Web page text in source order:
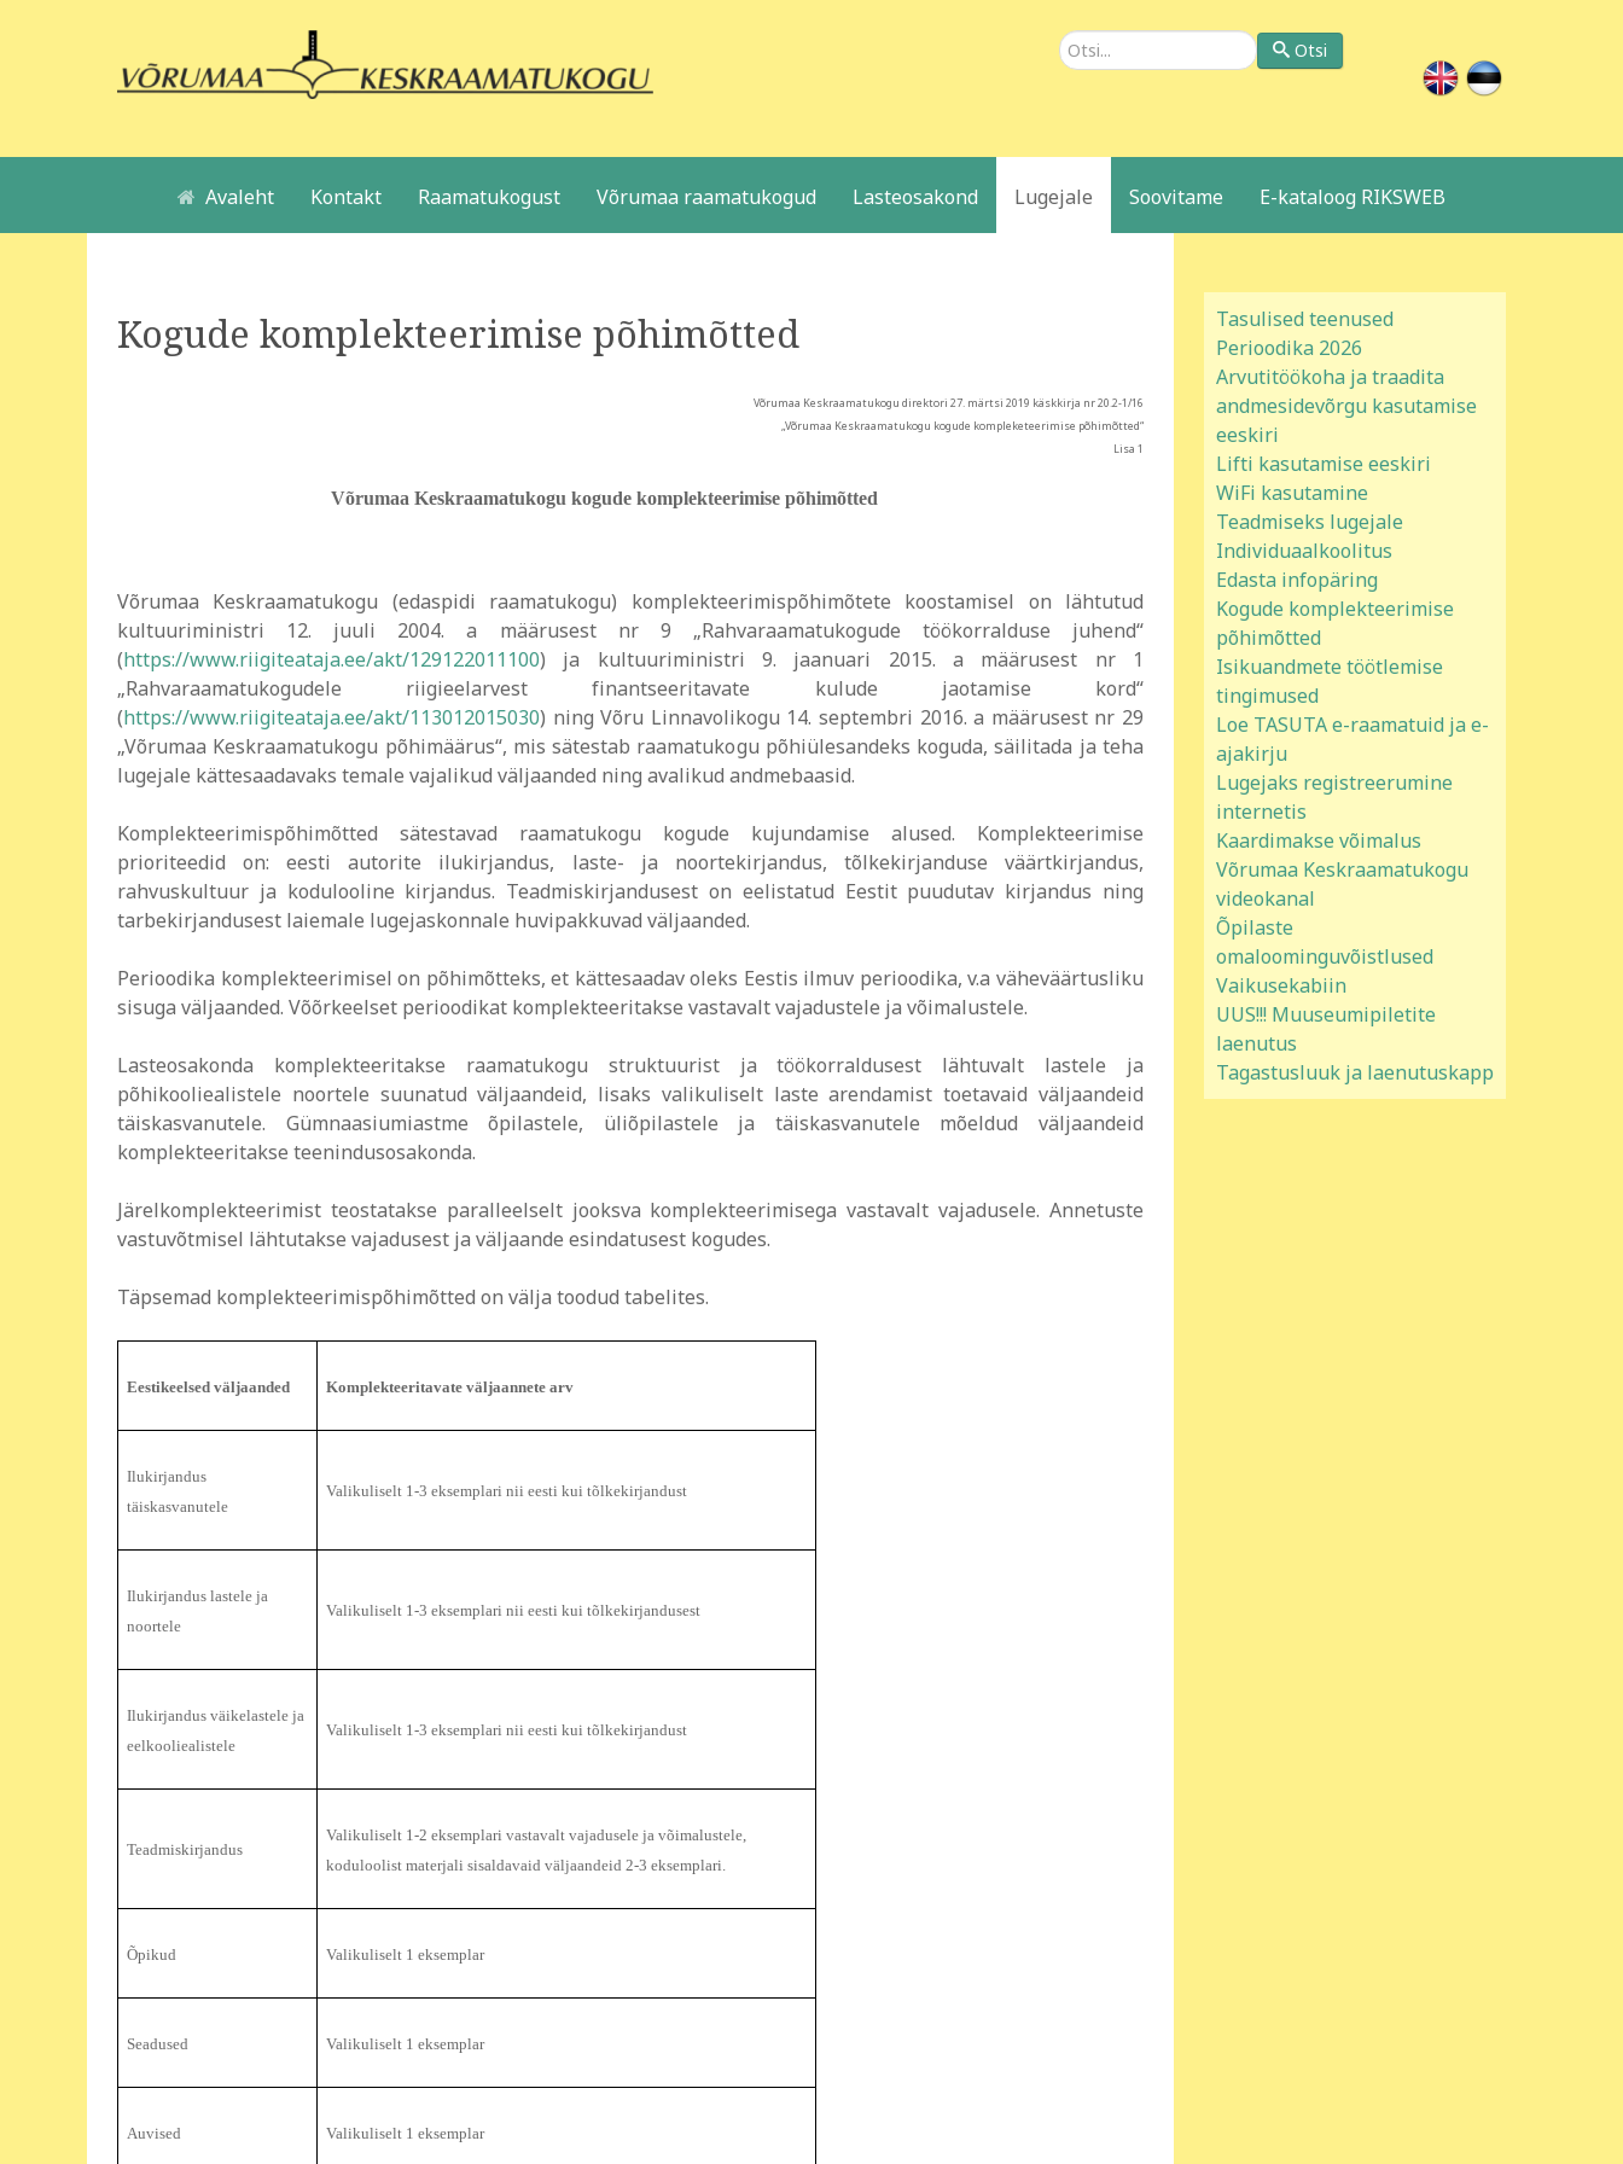
Otsi Otsi
Avaleht Kontakt Raamatukogust Võrumaa raamatukogud Lasteosakond Lugejale Soovitame E-kataloog RIKSWEB
Kogude komplekteerimise põhimõtted
Võrumaa Keskraamatukogu direktori 27. märtsi 2019 käskkirja nr 20.2-1/16
„Võrumaa Keskraamatukogu kogude kompleketeerimise põhimõtted“
Lisa 1
Võrumaa Keskraamatukogu kogude komplekteerimise põhimõtted
Võrumaa Keskraamatukogu (edaspidi raamatukogu) komplekteerimispõhimõtete koostamisel on lähtutud
kultuuriministri 12. juuli 2004. a määrusest nr 9 „Rahvaraamatukogude töökorralduse juhend“
(https://www.riigiteataja.ee/akt/129122011100) ja kultuuriministri 9. jaanuari 2015. a määrusest nr 1
„Rahvaraamatukogudele riigieelarvest finantseeritavate kulude jaotamise kord“
(https://www.riigiteataja.ee/akt/113012015030) ning Võru Linnavolikogu 14. septembri 2016. a määrusest nr 29
„Võrumaa Keskraamatukogu põhimäärus“, mis sätestab raamatukogu põhiülesandeks koguda, säilitada ja teha
lugejale kättesaadavaks temale vajalikud väljaanded ning avalikud andmebaasid.
Komplekteerimispõhimõtted sätestavad raamatukogu kogude kujundamise alused. Komplekteerimise
prioriteedid on: eesti autorite ilukirjandus, laste- ja noortekirjandus, tõlkekirjanduse väärtkirjandus,
rahvuskultuur ja kodulooline kirjandus. Teadmiskirjandusest on eelistatud Eestit puudutav kirjandus ning
tarbekirjandusest laiemale lugejaskonnale huvipakkuvad väljaanded.
Perioodika komplekteerimisel on põhimõtteks, et kättesaadav oleks Eestis ilmuv perioodika, v.a väheväärtusliku
sisuga väljaanded. Võõrkeelset perioodikat komplekteeritakse vastavalt vajadustele ja võimalustele.
Lasteosakonda komplekteeritakse raamatukogu struktuurist ja töökorraldusest lähtuvalt lastele ja
põhikooliealistele noortele suunatud väljaandeid, lisaks valikuliselt laste arendamist toetavaid väljaandeid
täiskasvanutele. Gümnaasiumiastme õpilastele, üliõpilastele ja täiskasvanutele mõeldud väljaandeid
komplekteeritakse teenindusosakonda.
Järelkomplekteerimist teostatakse paralleelselt jooksva komplekteerimisega vastavalt vajadusele. Annetuste
vastuvõtmisel lähtutakse vajadusest ja väljaande esindatusest kogudes.
Täpsemad komplekteerimispõhimõtted on välja toodud tabelites.
Eestikeelsed väljaanded Komplekteeritavate väljaannete arv
Ilukirjandus
täiskasvanutele
Valikuliselt 1-3 eksemplari nii eesti kui tõlkekirjandust
Ilukirjandus lastele ja
noortele
Valikuliselt 1-3 eksemplari nii eesti kui tõlkekirjandusest
Ilukirjandus väikelastele ja
eelkooliealistele
Valikuliselt 1-3 eksemplari nii eesti kui tõlkekirjandust
Teadmiskirjandus
Valikuliselt 1-2 eksemplari vastavalt vajadusele ja võimalustele,
koduloolist materjali sisaldavaid väljaandeid 2-3 eksemplari.
Õpikud Valikuliselt 1 eksemplar
Seadused Valikuliselt 1 eksemplar
Auvised Valikuliselt 1 eksemplar
Tasulised teenused
Perioodika 2026
Arvutitöökoha ja traadita
andmesidevõrgu kasutamise
eeskiri
Lifti kasutamise eeskiri
WiFi kasutamine
Teadmiseks lugejale
Individuaalkoolitus
Edasta infopäring
Kogude komplekteerimise
põhimõtted
Isikuandmete töötlemise
tingimused
Loe TASUTA e-raamatuid ja e-
ajakirju
Lugejaks registreerumine
internetis
Kaardimakse võimalus
Võrumaa Keskraamatukogu
videokanal
Õpilaste
omaloominguvõistlused
Vaikusekabiin
UUS!!! Muuseumipiletite
laenutus
Tagastusluuk ja laenutuskapp